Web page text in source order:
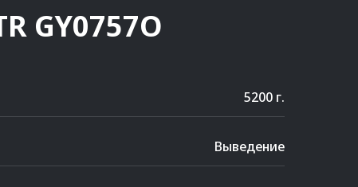
GY0757O
5200 г.
Выведение